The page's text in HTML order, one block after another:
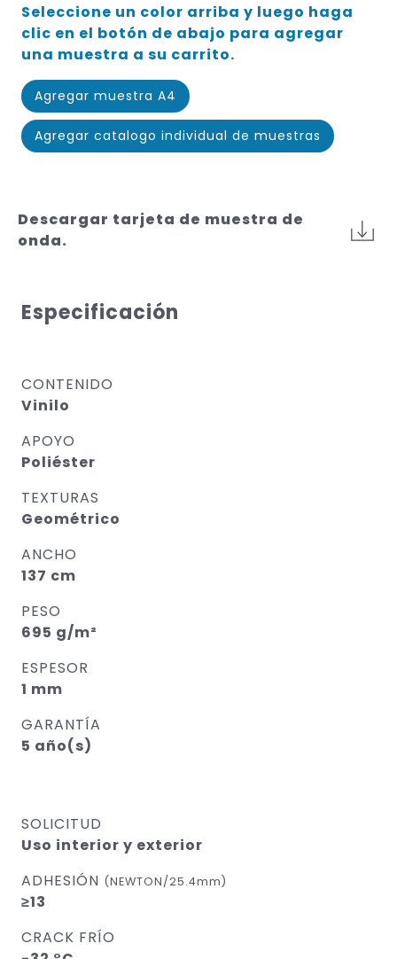
Seleccione un color arriba y luego haga
clic en el botón de abajo para agregar
una muestra a su carrito.
Agregar muestra A4
Agregar catalogo individual de muestras
Descargar tarjeta de muestra de
onda.
Especificación
CONTENIDO
Vinilo
APOYO
Poliéster
TEXTURAS
Geométrico
ANCHO
137 cm
PESO
695 g/m²
ESPESOR
1 mm
GARANTÍA
5 año(s)
SOLICITUD
Uso interior y exterior
ADHESIÓN (NEWTON/25.4mm)
≥13
CRACK FRÍO